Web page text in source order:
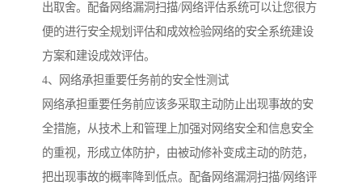
出取舍。配备网络漏洞扫描/网络评估系统可以让您很方
便的进行安全规划评估和成效检验网络的安全系统建设
方案和建设成效评估。
4、网络承担重要任务前的安全性测试
网络承担重要任务前应该多采取主动防止出现事故的安
全措施，从技术上和管理上加强对网络安全和信息安全
的重视，形成立体防护，由被动修补变成主动的防范，
把出现事故的概率降到低点。配备网络漏洞扫描/网络评